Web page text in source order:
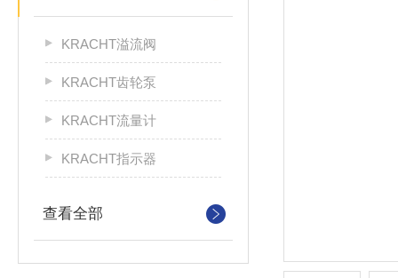
KRACHT溢流阀
KRACHT齿轮泵
KRACHT流量计
KRACHT指示器
查看全部